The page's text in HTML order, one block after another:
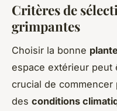
Critères de
grimpantes
Choisir la bonne
espace extérieur peut
crucial de
des conditions